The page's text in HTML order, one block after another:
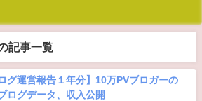
記事一覧
グ運営報告１年分】10万PVブロガーの
ログデータ、収入公開